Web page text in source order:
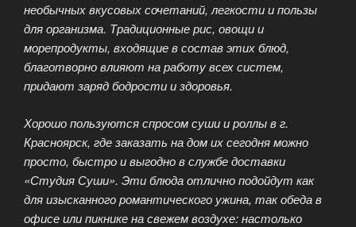
необычных вкусовых сочетаний, легкости и пользы
для организма. Традиционные рис, овощи и
морепродукты, входящие в состав этих блюд,
благотворно влияют на работу всех систем,
придают заряд бодрости и здоровья.
Хорошо пользуются спросом суши и роллы в г.
Красноярск, где заказать на дом их сегодня можно
просто, быстро и выгодно в службе доставки
«Студия Суши». Эти блюда отлично подойдут как
для изысканного романтического ужина, так обеда в
офисе или пикнике на свежем воздухе: настолько